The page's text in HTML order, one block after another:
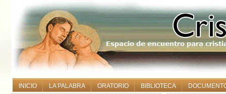
INICIO LA PALABRA ORATORIO BIBLIOTECA